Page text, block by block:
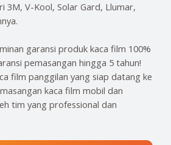
3M, V-Kool, Solar Gard, Llumar,
garansi produk kaca film 100%
pemasangan hingga 5 tahun!
film panggilan yang siap datang ke
kaca film mobil dan
tim yang professional dan